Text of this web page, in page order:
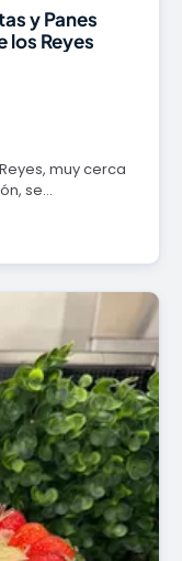
y Panes
los Reyes
muy cerca
se…